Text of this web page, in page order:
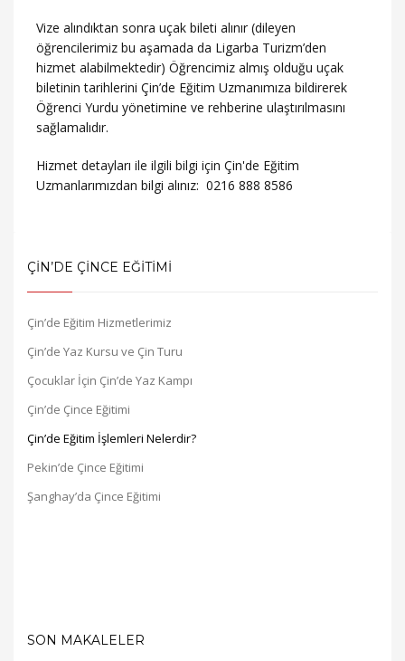
Vize alındıktan sonra uçak bileti alınır (dileyen
öğrencilerimiz bu aşamada da Ligarba Turizm’den
hizmet alabilmektedir) Öğrencimiz almış olduğu uçak
biletinin tarihlerini Çin’de Eğitim Uzmanımıza bildirerek
Öğrenci Yurdu yönetimine ve rehberine ulaştırılmasını
sağlamalıdır.
Hizmet detayları ile ilgili bilgi için Çin'de Eğitim
Uzmanlarımızdan bilgi alınız: 0216 888 8586
ÇİN’DE ÇİNCE EĞİTİMİ
Çin’de Eğitim Hizmetlerimiz
Çin’de Yaz Kursu ve Çin Turu
Çocuklar İçin Çin’de Yaz Kampı
Çin’de Çince Eğitimi
Çin’de Eğitim İşlemleri Nelerdir?
Pekin’de Çince Eğitimi
Şanghay’da Çince Eğitimi
SON MAKALELER